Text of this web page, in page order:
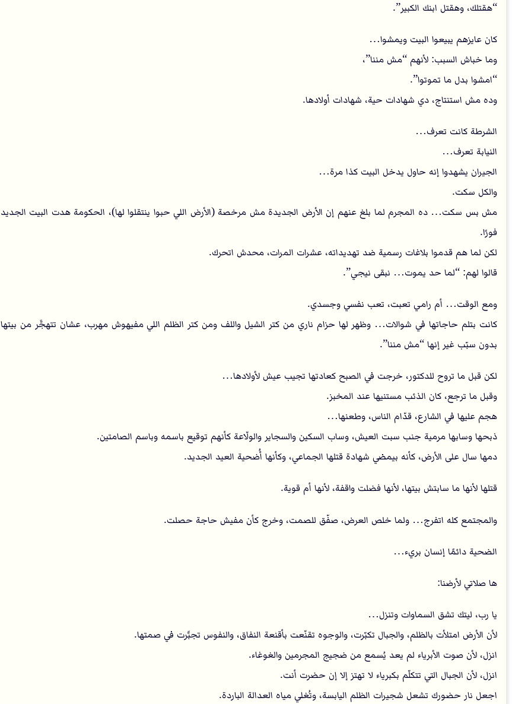
“هقتلك، وهقتل ابنك الكبير”.
كان عايزهم يبيعوا البيت ويمشوا…
وما خباش السبب: لأنهم “مش مننا”،
“امشوا بدل ما تموتوا”.
وده مش استنتاج، دي شهادات حية، شهادات أولادها.
الشرطة كانت تعرف…
النيابة تعرف…
الجيران يشهدوا إنه حاول يدخل البيت كذا مرة…
والكل سكت.
مش بس سكت… ده المجرم لما بلغ عنهم إن الأرض الجديدة مش مرخصة (الأرض اللي حبوا ينتقلوا لها)، الحكومة هدت البيت الجديد
فورًا.
لكن لما هم قدموا بلاغات رسمية ضد تهديداته، عشرات المرات، محدش اتحرك.
قالوا لهم: “لما حد يموت… نبقى نيجي”.
ومع الوقت… أم رامي تعبت، تعب نفسي وجسدي.
كانت بتلم حاجاتها في شوالات… وظهر لها حزام ناري من كتر الشيل واللف ومن كتر الظلم اللي مفيهوش مهرب، عشان تتهجَّر من بيتها
بدون سبّب غير إنها “مش مننا”.
لكن قبل ما تروح للدكتور، خرجت في الصبح كعادتها تجيب عيش لأولادها…
وقبل ما ترجع، كان الذئب مستنيها عند المخبز.
هجم عليها في الشارع، قدّام الناس، وطعنها…
ذبحها وسابها مرمية جنب سبت العيش، وساب السكين والسجاير والولّاعة كأنهم توقيع باسمه وباسم الصامتين.
دمها سال على الأرض، كأنه بيمضي شهادة قتلها الجماعي، وكأنها أُضحية العيد الجديد.
قتلها لأنها ما سابتش بيتها، لأنها فضلت واقفة، لأنها أم قوية.
والمجتمع كله اتفرج… ولما خلص العرض، صفّق للصمت، وخرج كأن مفيش حاجة حصلت.
الضحية دائمًا إنسان بريء…
ها صلاتي لأرضنا:
يا رب، ليتك تشق السماوات وتنزل…
لأن الأرض امتلأت بالظلم، والجبال تكبّرت، والوجوه تقنّعت بأقنعة النفاق، والنفوس تجبَّرت في صمتها.
انزل، لأن صوت الأبرياء لم يعد يُسمع من ضجيج المجرمين والغوغاء.
انزل، لأن الجبال التي تتكلّم بكبرياء لا تهتز إلا إن حضرت أنت.
اجعل نار حضورك تشعل شجيرات الظلم اليابسة، وتُغلي مياه العدالة الباردة.